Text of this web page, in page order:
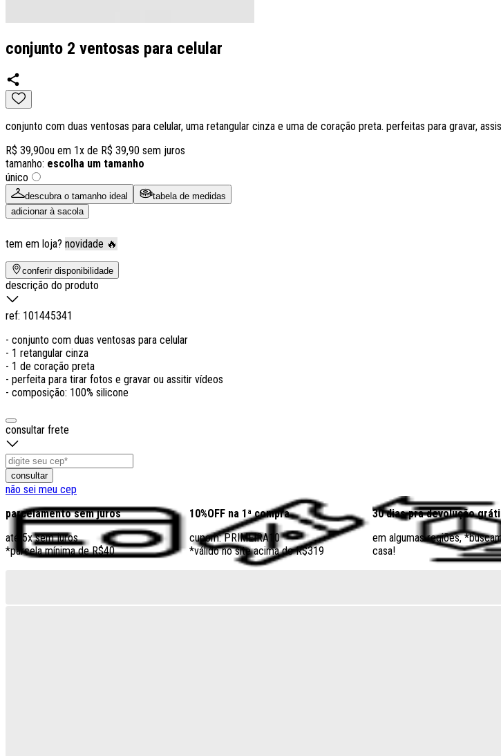
conjunto 2 ventosas para celular
conjunto com duas ventosas para celular, uma retangular cinza e uma de coração preta. perfeitas para gravar,
R$ 39,90ou em 1x de R$ 39,90 sem juros
tamanho: escolha um tamanho
único
descubra o tamanho ideal
tabela de medidas
adicionar à sacola
tem em loja? novidade 🔥
conferir disponibilidade
descrição do produto
ref: 101445341
- conjunto com duas ventosas para celular
- 1 retangular cinza
- 1 de coração preta
- perfeita para tirar fotos e gravar ou assitir vídeos
- composição: 100% silicone
consultar frete
consultar
não sei meu cep
parcelamento sem juros
até 5x sem juros
*parcela mínima de R$40
10%OFF na 1ª compra
cupom: PRIMEIRA10
*válido no site acima de R$319
30 dias pra devolução
em algumas regiões,
casa!